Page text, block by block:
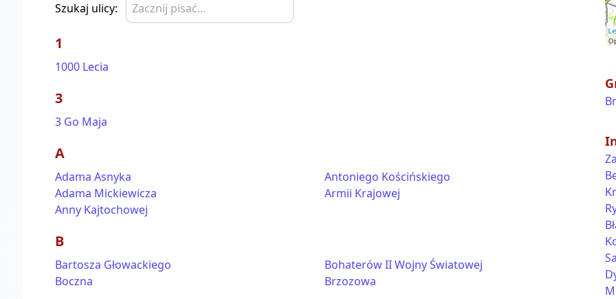
Szukaj ulicy:
1
1000 Lecia
3
3 Go Maja
A
Adama Asnyka
Adama Mickiewicza
Anny Kajtochowej
Antoniego Kościńskiego
Armii Krajowej
B
Bartosza Głowackiego
Boczna
Bohaterów II Wojny Światowej
Brzozowa